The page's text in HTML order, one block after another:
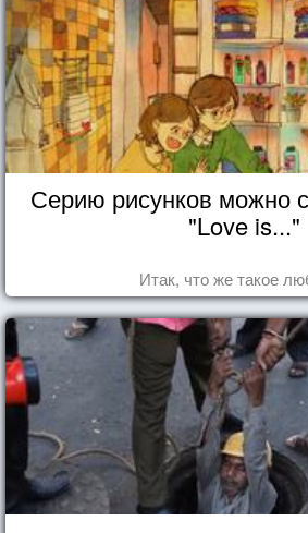
Серию рисунков можно
"Love is..."
Итак, что же такое